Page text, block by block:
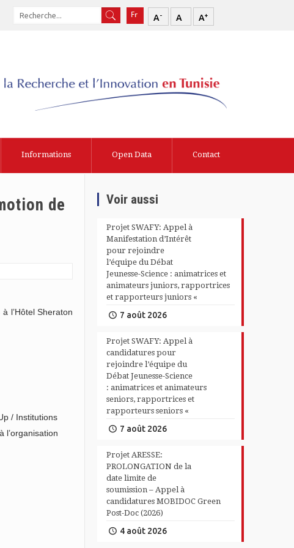
A- A A+
Informations Open Data Contact
de
l’Hôtel Sheraton
/ Institutions
l’organisation
Voir aussi
Projet SWAFY: Appel à
Manifestation d’Intérêt
pour rejoindre
l’équipe du Débat
Jeunesse-Science : animatrices et
animateurs juniors, rapportrices
et rapporteurs juniors «
7 août 2026
Projet SWAFY: Appel à
candidatures pour
rejoindre l’équipe du
Débat Jeunesse-Science
: animatrices et animateurs
seniors, rapportrices et
rapporteurs seniors «
7 août 2026
Projet ARESSE:
PROLONGATION de la
date limite de
soumission – Appel à
candidatures MOBIDOC Green
Post-Doc (2026)
4 août 2026